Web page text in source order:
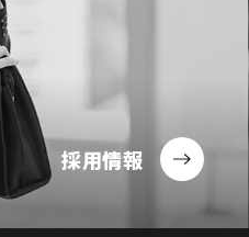
採用情報